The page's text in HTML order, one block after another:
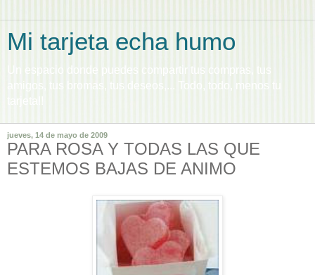
Mi tarjeta echa humo
Un espacio donde puedes compartir tus compras, tus
amigos, tus bromas, tus deseos,... Todo, todo, menos tu
tarjeta!!
jueves, 14 de mayo de 2009
PARA ROSA Y TODAS LAS QUE
ESTEMOS BAJAS DE ANIMO